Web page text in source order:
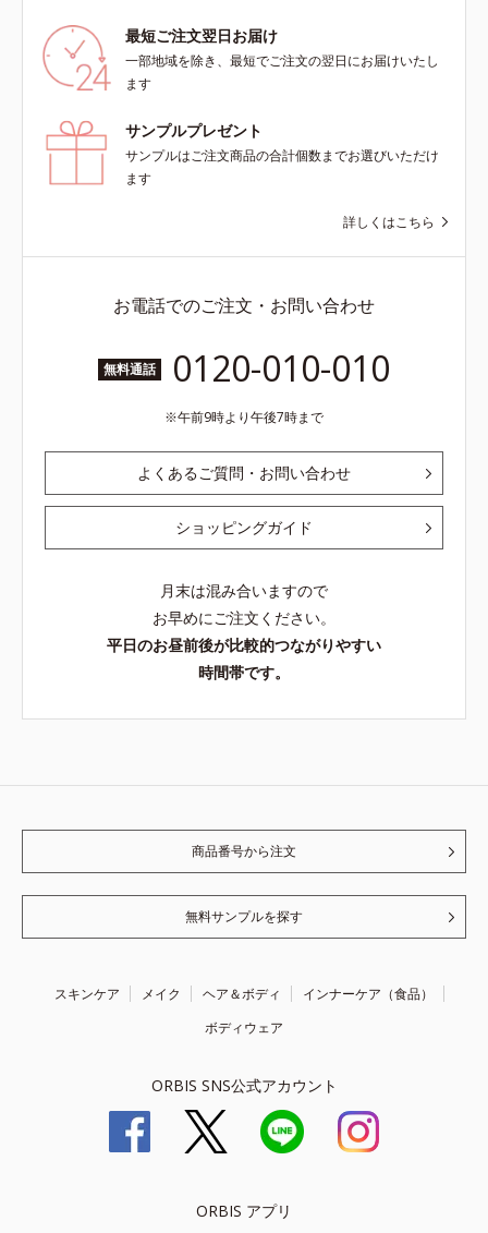
最短ご注文翌日お届け
一部地域を除き、最短でご注文の翌日にお届けいたし
ます
サンプルプレゼント
サンプルはご注文商品の合計個数までお選びいただけ
ます
詳しくはこちら
お電話でのご注文・お問い合わせ
無料通話 0120-010-010
午前9時より午後7時まで
よくあるご質問・お問い合わせ
ショッピングガイド
月末は混み合いますので
お早めにご注文ください。
平日のお昼前後が比較的つながりやすい
時間帯です。
商品番号から注文
無料サンプルを探す
スキンケア メイク ヘア＆ボディ
インナーケア（食品）
ボディウェア
ORBIS SNS公式アカウント
ORBIS アプリ